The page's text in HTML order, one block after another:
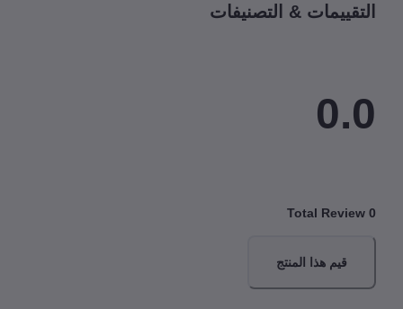
& التصنيفات
Total
قيم هذا المنتج